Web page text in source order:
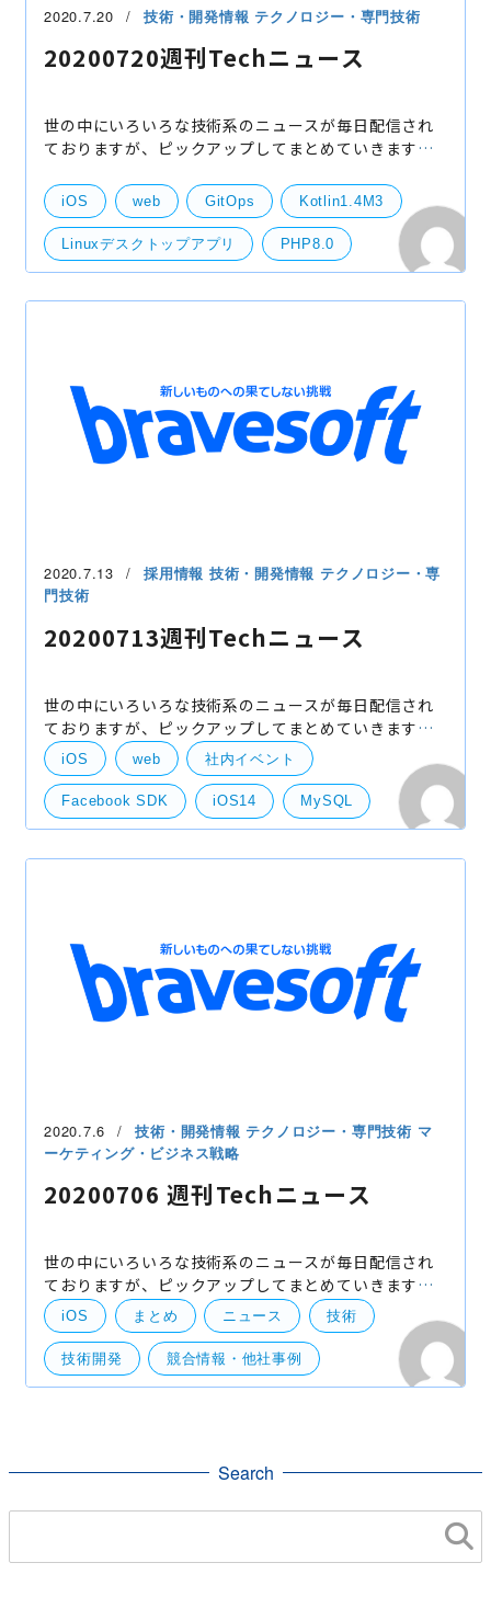
2020.7.20 技術・開発情報 テクノロジー・専門技術
20200720週刊Techニュース
世の中にいろいろな技術系のニュースが毎日配信され
ておりますが、ピックアップしてまとめていきます。
事によると以下の状況になるようです。Windows上で
PHPを運
iOS web GitOps Kotlin1.4M3
Linuxデスクトップアプリ PHP8.0
2020.7.13 採用情報 技術・開発情報 テクノロジー・専
門技術
20200713週刊Techニュース
世の中にいろいろな技術系のニュースが毎日配信され
ておりますが、ピックアップしてまとめていきます。
PHPがウェブサイトの80%で使われてる!? 以下、PHP
FrameworkのTop5を紹介しているのですが、知って
る人はす
iOS web 社内イベント
Facebook SDK iOS14 MySQL
2020.7.6 技術・開発情報 テクノロジー・専門技術 マ
ーケティング・ビジネス戦略
20200706 週刊Techニュース
世の中にいろいろな技術系のニュースが毎日配信され
ておりますが、ピックアップしてまとめていきます。
1. iOS14関連ニュース iOS14 関連の情報はもう少し前
に出ている情報ですが、なかなか共有できていなかっ
たの
iOS まとめ ニュース 技術
技術開発 競合情報・他社事例
Search